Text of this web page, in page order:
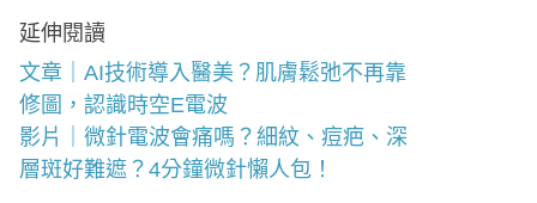
延伸閱讀
文章｜AI技術導入醫美？肌膚鬆弛不再靠
修圖，認識時空E電波
影片｜微針電波會痛嗎？細紋、痘疤、深
層斑好難遮？4分鐘微針懶人包！